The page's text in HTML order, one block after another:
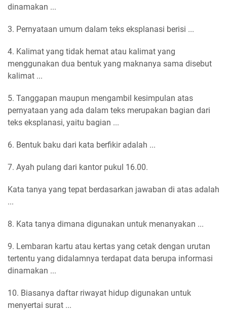
dinamakan ...
3. Pernyataan umum dalam teks eksplanasi berisi ...
4. Kalimat yang tidak hemat atau kalimat yang
menggunakan dua bentuk yang maknanya sama disebut
kalimat ...
5. Tanggapan maupun mengambil kesimpulan atas
pernyataan yang ada dalam teks merupakan bagian dari
teks eksplanasi, yaitu bagian ...
6. Bentuk baku dari kata berfikir adalah ...
7. Ayah pulang dari kantor pukul 16.00.
Kata tanya yang tepat berdasarkan jawaban di atas adalah
...
8. Kata tanya dimana digunakan untuk menanyakan ...
9. Lembaran kartu atau kertas yang cetak dengan urutan
tertentu yang didalamnya terdapat data berupa informasi
dinamakan ...
10. Biasanya daftar riwayat hidup digunakan untuk
menyertai surat ...